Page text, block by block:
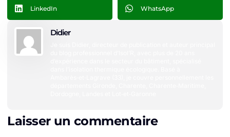
LinkedIn WhatsApp
Didier
Laisser un commentaire